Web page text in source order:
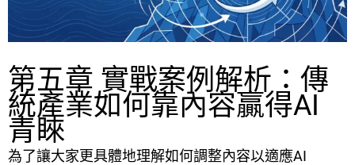
第五章 實戰案例解析：傳
統產業如何靠內容贏得AI
青睞
為了讓大家更具體地理解如何調整內容以適應AI